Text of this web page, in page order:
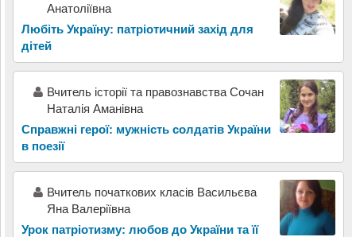
Анатоліївна
Любіть Україну: патріотичний захід для
дітей
Вчитель історії та правознавства Сочан
Наталія Аманівна
Справжні герої: мужність солдатів України
в поезії
Вчитель початкових класів Васильєва
Яна Валеріївна
Урок патріотизму: любов до України та її